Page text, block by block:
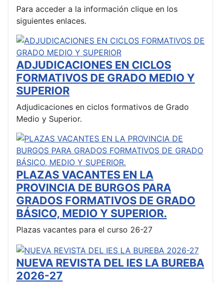
Para acceder a la información clique en los
siguientes enlaces.
ADJUDICACIONES EN CICLOS
FORMATIVOS DE GRADO MEDIO Y
SUPERIOR
Adjudicaciones en ciclos formativos de Grado
Medio y Superior.
PLAZAS VACANTES EN LA
PROVINCIA DE BURGOS PARA
GRADOS FORMATIVOS DE GRADO
BÁSICO, MEDIO Y SUPERIOR.
Plazas vacantes para el curso 26-27
NUEVA REVISTA DEL IES LA BUREBA
2026-27